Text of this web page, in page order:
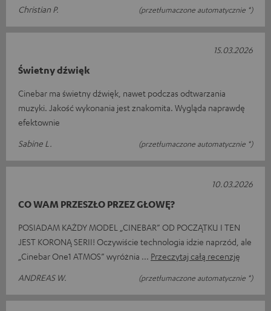
Christian P.
(przetłumaczone automatycznie *)
Świetny dźwięk
Cinebar ma świetny dźwięk, nawet podczas odtwarzania
muzyki. Jakość wykonania jest znakomita. Wygląda naprawdę
efektownie
Sabine L.
(przetłumaczone automatycznie *)
15.03.2026
CO WAM PRZESZŁO PRZEZ GŁOWĘ?
POSIADAM KAŻDY MODEL „CINEBAR” OD POCZĄTKU I TEN
JEST KORONĄ SERII! Oczywiście technologia idzie naprzód, ale
„Cinebar One1 ATMOS” wyróżnia
Przeczytaj całą recenzję
ANDREAS W.
(przetłumaczone automatycznie *)
10.03.2026